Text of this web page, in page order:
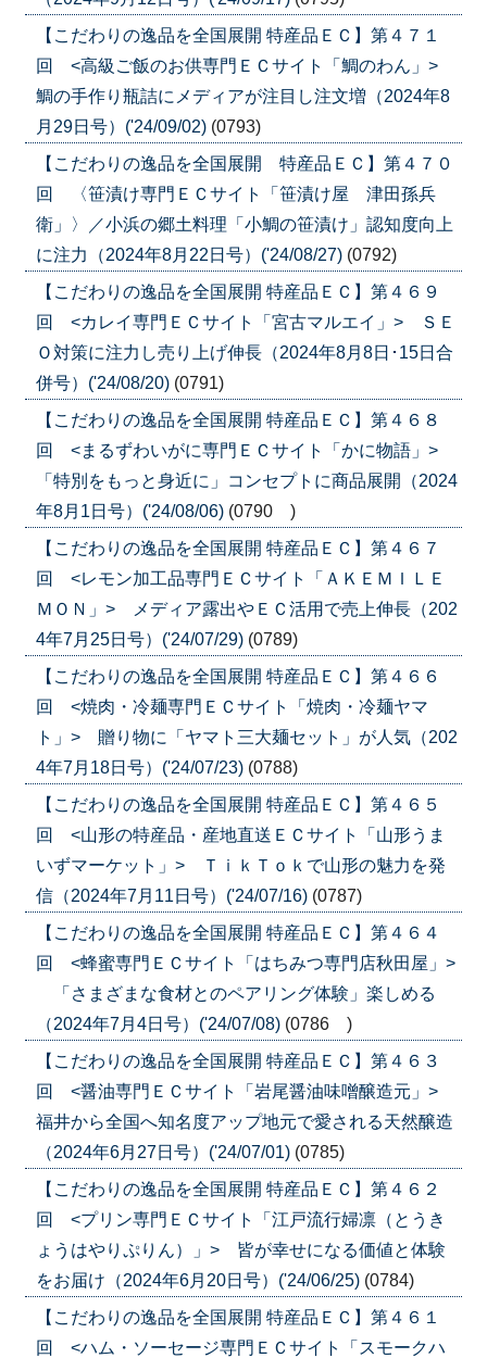
【こだわりの逸品を全国展開 特産品ＥＣ】第４７１
回 <高級ご飯のお供専門ＥＣサイト「鯛のわん」>
鯛の手作り瓶詰にメディアが注目し注文増（2024年8
月29日号）('24/09/02) (0793)
【こだわりの逸品を全国展開 特産品ＥＣ】第４７０
回 〈笹漬け専門ＥＣサイト「笹漬け屋 津田孫兵
衛」〉／小浜の郷土料理「小鯛の笹漬け」認知度向上
に注力（2024年8月22日号）('24/08/27) (0792)
【こだわりの逸品を全国展開 特産品ＥＣ】第４６９
回 <カレイ専門ＥＣサイト「宮古マルエイ」> ＳＥ
Ｏ対策に注力し売り上げ伸長（2024年8月8日･15日合
併号）('24/08/20) (0791)
【こだわりの逸品を全国展開 特産品ＥＣ】第４６８
回 <まるずわいがに専門ＥＣサイト「かに物語」>
「特別をもっと身近に」コンセプトに商品展開（2024
年8月1日号）('24/08/06) (0790 )
【こだわりの逸品を全国展開 特産品ＥＣ】第４６７
回 <レモン加工品専門ＥＣサイト「ＡＫＥＭＩＬＥ
ＭＯＮ」> メディア露出やＥＣ活用で売上伸長（202
4年7月25日号）('24/07/29) (0789)
【こだわりの逸品を全国展開 特産品ＥＣ】第４６６
回 <焼肉・冷麺専門ＥＣサイト「焼肉・冷麺ヤマ
ト」> 贈り物に「ヤマト三大麺セット」が人気（202
4年7月18日号）('24/07/23) (0788)
【こだわりの逸品を全国展開 特産品ＥＣ】第４６５
回 <山形の特産品・産地直送ＥＣサイト「山形うま
いずマーケット」> ＴｉｋＴｏｋで山形の魅力を発
信（2024年7月11日号）('24/07/16) (0787)
【こだわりの逸品を全国展開 特産品ＥＣ】第４６４
回 <蜂蜜専門ＥＣサイト「はちみつ専門店秋田屋」>
「さまざまな食材とのペアリング体験」楽しめる
（2024年7月4日号）('24/07/08) (0786 )
【こだわりの逸品を全国展開 特産品ＥＣ】第４６３
回 <醤油専門ＥＣサイト「岩尾醤油味噌醸造元」>
福井から全国へ知名度アップ地元で愛される天然醸造
（2024年6月27日号）('24/07/01) (0785)
【こだわりの逸品を全国展開 特産品ＥＣ】第４６２
回 <プリン専門ＥＣサイト「江戸流行婦凛（とうき
ょうはやりぷりん）」> 皆が幸せになる価値と体験
をお届け（2024年6月20日号）('24/06/25) (0784)
【こだわりの逸品を全国展開 特産品ＥＣ】第４６１
回 <ハム・ソーセージ専門ＥＣサイト「スモークハ